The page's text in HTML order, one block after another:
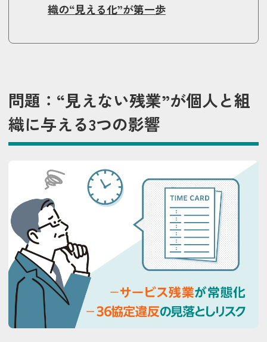
織の“見える化”が第一歩
問題：“見えない残業”が個人と組
織に与える3つの影響